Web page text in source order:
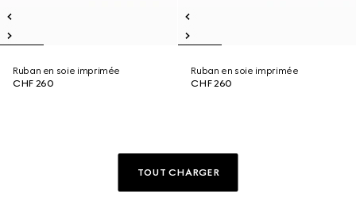
Ruban en soie imprimée
CHF 260
Ruban en soie imprimée
CHF 260
TOUT CHARGER